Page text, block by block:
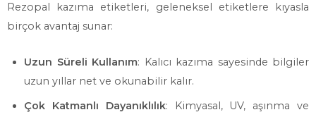
Rezopal kazıma etiketleri, geleneksel etiketlere kıyasla
birçok avantaj sunar:
Uzun Süreli Kullanım: Kalıcı kazıma sayesinde bilgiler
uzun yıllar net ve okunabilir kalır.
Çok Katmanlı Dayanıklılık: Kimyasal, UV, aşınma ve